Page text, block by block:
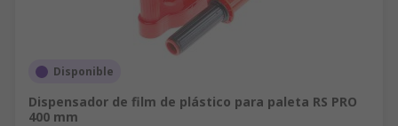
Disponible
Dispensador de film de plástico para paleta RS PRO
400 mm